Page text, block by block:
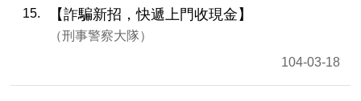
15 【詐騙新招，快遞上門收現金】
刑事警察大隊
104-03-18